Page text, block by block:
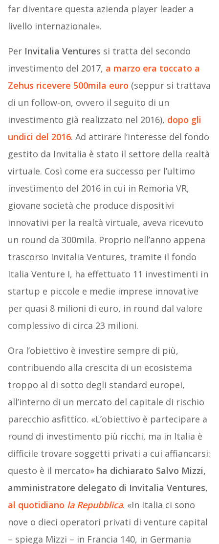
far diventare questa azienda player leader a
livello internazionale».
Per Invitalia Ventures si tratta del secondo
investimento del 2017, a marzo era toccato a
Zehus ricevere 500mila euro (seppur si trattava
di un follow-on, ovvero il seguito di un
investimento già realizzato nel 2016), dopo gli
undici del 2016. Ad attirare l’interesse del fondo
gestito da Invitalia è stato il settore della realtà
virtuale. Così come era successo per l’ultimo
investimento del 2016 in cui in Remoria VR,
giovane società che produce dispositivi
innovativi per la realtà virtuale, aveva ricevuto
un round da 300mila. Proprio nell’anno appena
trascorso Invitalia Ventures, tramite il fondo
Italia Venture I, ha effettuato 11 investimenti in
startup e piccole e medie imprese innovative
per quasi 8 milioni di euro, in round dal valore
complessivo di circa 23 milioni.
Ora l’obiettivo è investire sempre di più,
contribuendo alla crescita di un ecosistema
troppo al di sotto degli standard europei,
all’interno di un mercato del capitale di rischio
parecchio asfittico. «L’obiettivo è partecipare a
round di investimento più ricchi, ma in Italia è
difficile trovare soggetti privati a cui affiancarsi:
questo è il mercato» ha dichiarato Salvo Mizzi,
amministratore delegato di Invitalia Ventures,
al quotidiano la Repubblica. «In Italia ci sono
nove o dieci operatori privati di venture capital
– spiega Mizzi – in Francia 140, in Germania